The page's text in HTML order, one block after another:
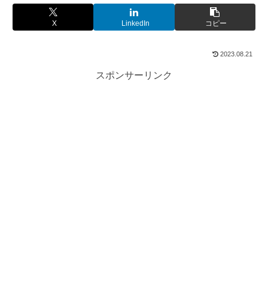
X LinkedIn コピー
2023.08.21
スポンサーリンク